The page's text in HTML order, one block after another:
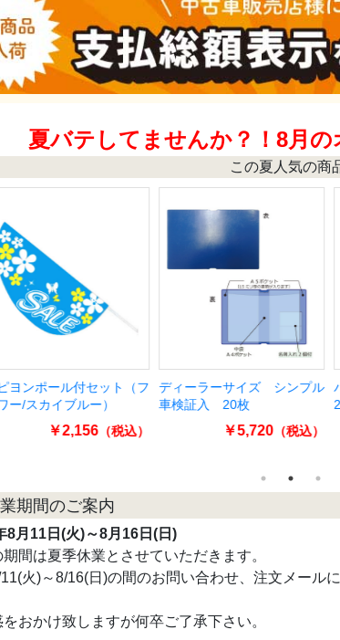
夏バテしてませんか？！8月の
この夏人気の商
ポール付セット（フ
/スカイブルー）
￥2,156（税込）
ディーラーサイズ シンプル
車検証入 20枚
￥5,720（税込）
バイ
20
期間のご案内
8月11日(火)～8月16日(日)
期間は夏季休業とさせていただきます。
火)～8/16(日)の間のお問い合わせ、注文メール
をおかけ致しますが何卒ご了承下さい。